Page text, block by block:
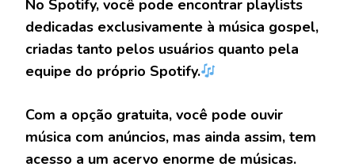
No Spotify, você pode encontrar playlists
dedicadas exclusivamente à música gospel,
criadas tanto pelos usuários quanto pela
equipe do próprio Spotify.
Com a opção gratuita, você pode ouvir
música com anúncios, mas ainda assim, tem
acesso a um acervo enorme de músicas.